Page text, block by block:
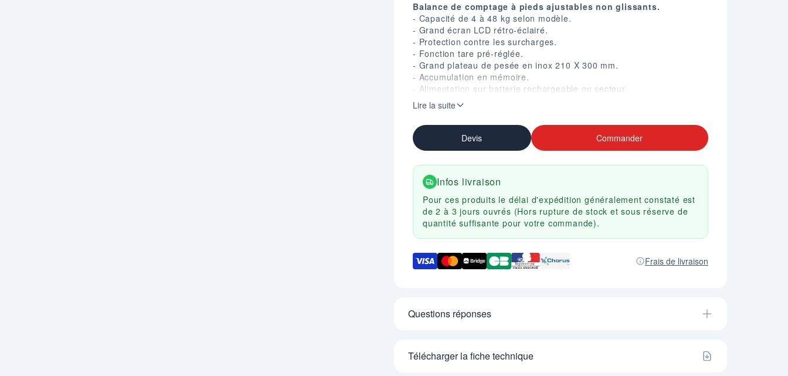
Balance de comptage à pieds ajustables non glissants.
- Capacité de 4 à 48 kg selon modèle.
- Grand écran LCD rétro-éclairé.
- Protection contre les surcharges.
- Fonction tare pré-réglée.
- Grand plateau de pesée en inox 210 X 300 mm.
- Accumulation en mémoire.
- Alimentation sur batterie rechargeable ou secteur.
- Disponible en version homologuée CE (nous consulter).
Lire la suite
Devis Commander
Infos livraison
Pour ces produits le délai d'expédition généralement constaté est
de 2 à 3 jours ouvrés (Hors rupture de stock et sous réserve de
quantité suffisante pour votre commande).
Frais de livraison
Questions réponses
Télécharger la fiche technique